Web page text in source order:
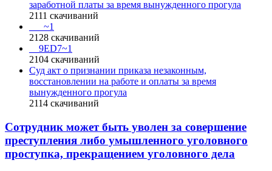
заработной платы за время вынужденного прогула
2111 скачиваний
___~1
2128 скачиваний
__9ED7~1
2104 скачиваний
Суд акт о признании приказа незаконным,
восстановлении на работе и оплаты за время
вынужденного прогула
2114 скачиваний
Сотрудник может быть уволен за совершение
преступления либо умышленного уголовного
проступка, прекращением уголовного дела